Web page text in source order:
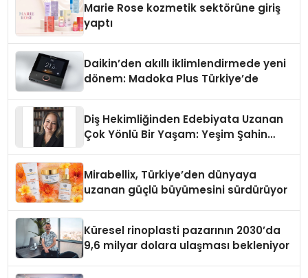
Marie Rose kozmetik sektörüne giriş
yaptı
Daikin’den akıllı iklimlendirmede yeni
dönem: Madoka Plus Türkiye’de
Diş Hekimliğinden Edebiyata Uzanan
Çok Yönlü Bir Yaşam: Yeşim Şahin
Mirabellix, Türkiye’den dünyaya
uzanan güçlü büyümesini sürdürüyor
Küresel rinoplasti pazarının 2030’da
9,6 milyar dolara ulaşması bekleniyor